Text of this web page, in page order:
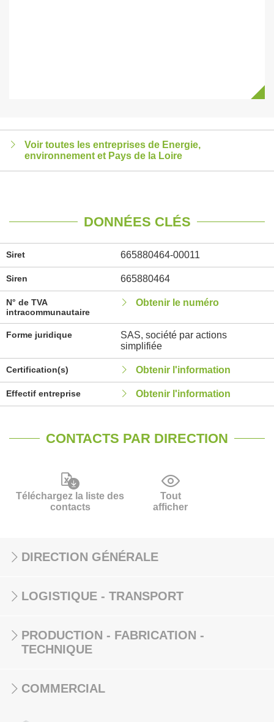
Voir toutes les entreprises de Energie,
environnement et Pays de la Loire
DONNÉES CLÉS
Siret 665880464-00011
Siren 665880464
N° de TVA
intracommunautaire
Obtenir le numéro
Forme juridique
SAS, société par actions
simplifiée
Certification(s) Obtenir l'information
Effectif entreprise Obtenir l'information
CONTACTS PAR DIRECTION
Téléchargez la liste des
contacts
Tout
afficher
DIRECTION GÉNÉRALE
LOGISTIQUE - TRANSPORT
PRODUCTION - FABRICATION -
TECHNIQUE
COMMERCIAL